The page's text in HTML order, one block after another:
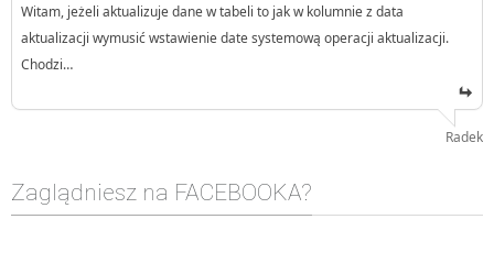
Witam, jeżeli aktualizuje dane w tabeli to jak w kolumnie z data
aktualizacji wymusić wstawienie date systemową operacji aktualizacji.
Chodzi…
Radek
Zaglądniesz na FACEBOOKA?